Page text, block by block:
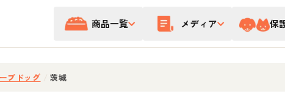
商品一覧 メディア 保
プドッグ 茨城